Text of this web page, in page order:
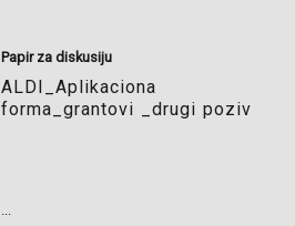
Papir za diskusiju
ALDI_Aplikaciona
forma_grantovi _drugi poziv
...